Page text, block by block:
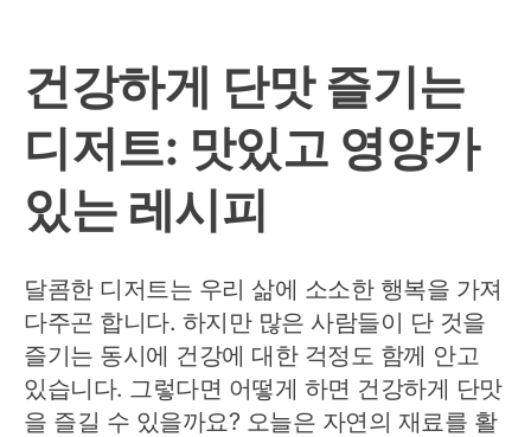
건강하게 단맛 즐기는
디저트: 맛있고 영양가
있는 레시피
달콤한 디저트는 우리 삶에 소소한 행복을 가져
다주곤 합니다. 하지만 많은 사람들이 단 것을
즐기는 동시에 건강에 대한 걱정도 함께 안고
있습니다. 그렇다면 어떻게 하면 건강하게 단맛
을 즐길 수 있을까요? 오늘은 자연의 재료를 활